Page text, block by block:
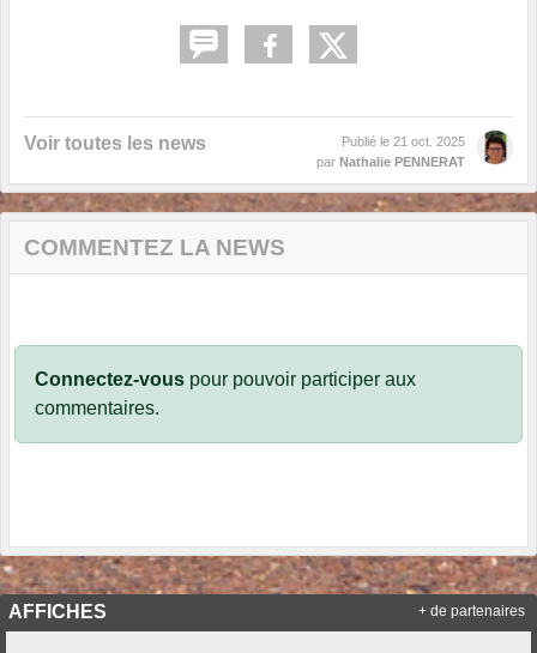
Voir toutes les news Publié le 21 oct. 2025
par Nathalie PENNERAT
COMMENTEZ LA NEWS
Connectez-vous pour pouvoir participer aux
commentaires.
AFFICHES + de partenaires